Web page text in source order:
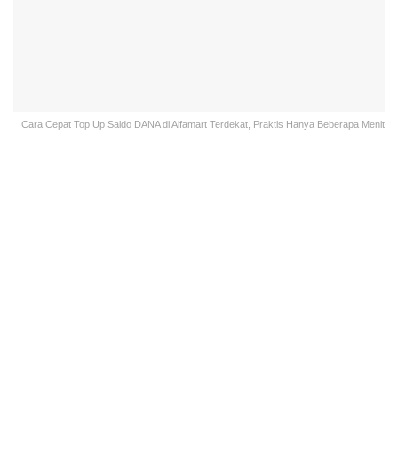
Cara Cepat Top Up Saldo DANA di Alfamart Terdekat, Praktis Hanya Beberapa Menit